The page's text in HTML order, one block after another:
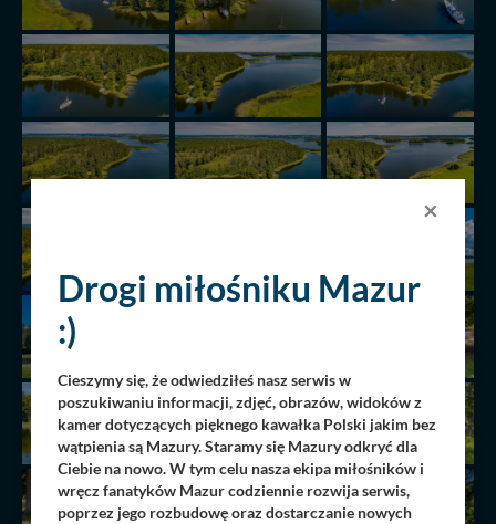
×
Drogi miłośniku Mazur
:)
Cieszymy się, że odwiedziłeś nasz serwis w
poszukiwaniu informacji, zdjęć, obrazów, widoków z
kamer dotyczących pięknego kawałka Polski jakim bez
wątpienia są Mazury. Staramy się Mazury odkryć dla
Ciebie na nowo. W tym celu nasza ekipa miłośników i
wręcz fanatyków Mazur codziennie rozwija serwis,
poprzez jego rozbudowę oraz dostarczanie nowych